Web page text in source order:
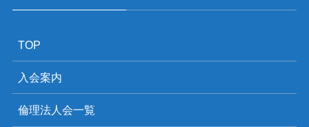
TOP
入会案内
倫理法人会一覧